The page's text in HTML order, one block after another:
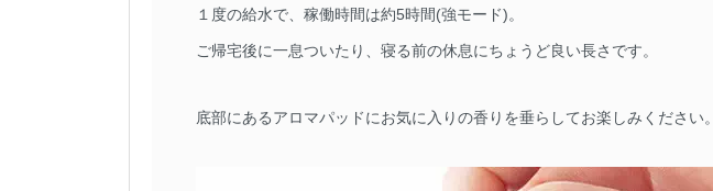
１度の給水で、稼働時間は約5時間(強モード)。
ご帰宅後に一息ついたり、寝る前の休息にちょうど良い長さです。
底部にあるアロマパッドにお気に入りの香りを垂らしてお楽しみください。